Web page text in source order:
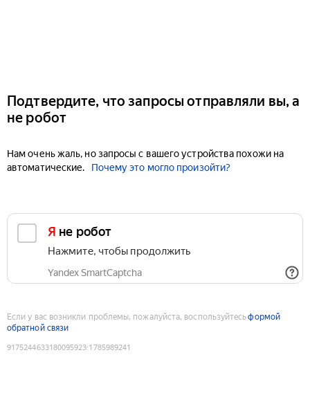
Подтвердите, что запросы отправляли вы, а
не робот
Нам очень жаль, но запросы с вашего устройства похожи на
автоматические.
Почему это могло произойти?
Я не робот
Нажмите, чтобы продолжить
Yandex SmartCaptcha
Если у вас возникли проблемы, пожалуйста, воспользуйтесьформой
обратной связи
9175244633180095923:1785989241